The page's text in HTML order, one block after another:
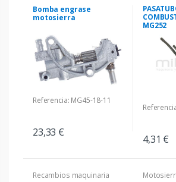
Bomba engrase
motosierra
Referencia: MG45-18-11
23,33 €
MG252
4,31 €
Recambios maquinaria